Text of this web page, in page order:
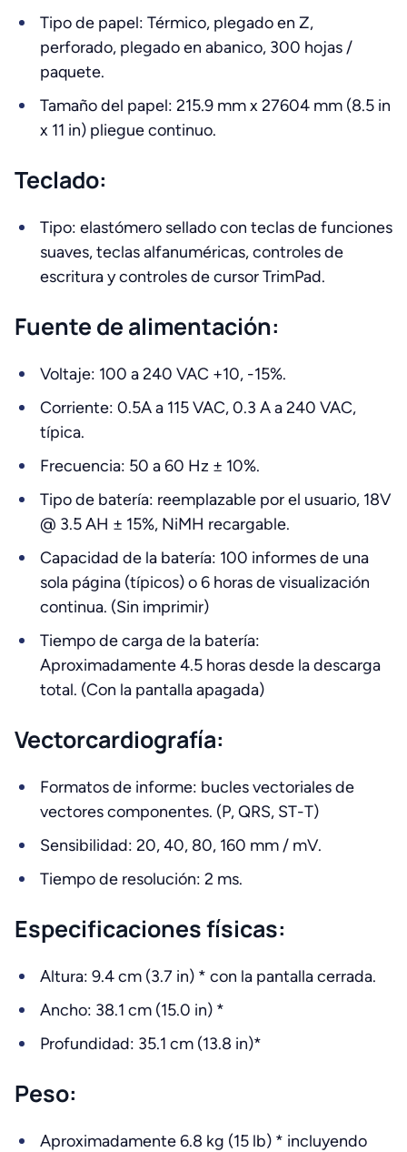
Tipo de papel: Térmico, plegado en Z,
perforado, plegado en abanico, 300 hojas /
paquete.
Tamaño del papel: 215.9 mm x 27604 mm (8.5 in
x 11 in) pliegue continuo.
Teclado:
Tipo: elastómero sellado con teclas de funciones
suaves, teclas alfanuméricas, controles de
escritura y controles de cursor TrimPad.
Fuente de alimentación:
Voltaje: 100 a 240 VAC +10, -15%.
Corriente: 0.5A a 115 VAC, 0.3 A a 240 VAC,
típica.
Frecuencia: 50 a 60 Hz ± 10%.
Tipo de batería: reemplazable por el usuario, 18V
@ 3.5 AH ± 15%, NiMH recargable.
Capacidad de la batería: 100 informes de una
sola página (típicos) o 6 horas de visualización
continua. (Sin imprimir)
Tiempo de carga de la batería:
Aproximadamente 4.5 horas desde la descarga
total. (Con la pantalla apagada)
Vectorcardiografía:
Formatos de informe: bucles vectoriales de
vectores componentes. (P, QRS, ST-T)
Sensibilidad: 20, 40, 80, 160 mm / mV.
Tiempo de resolución: 2 ms.
Especificaciones físicas:
Altura: 9.4 cm (3.7 in) * con la pantalla cerrada.
Ancho: 38.1 cm (15.0 in) *
Profundidad: 35.1 cm (13.8 in)*
Peso:
Aproximadamente 6.8 kg (15 lb) * incluyendo